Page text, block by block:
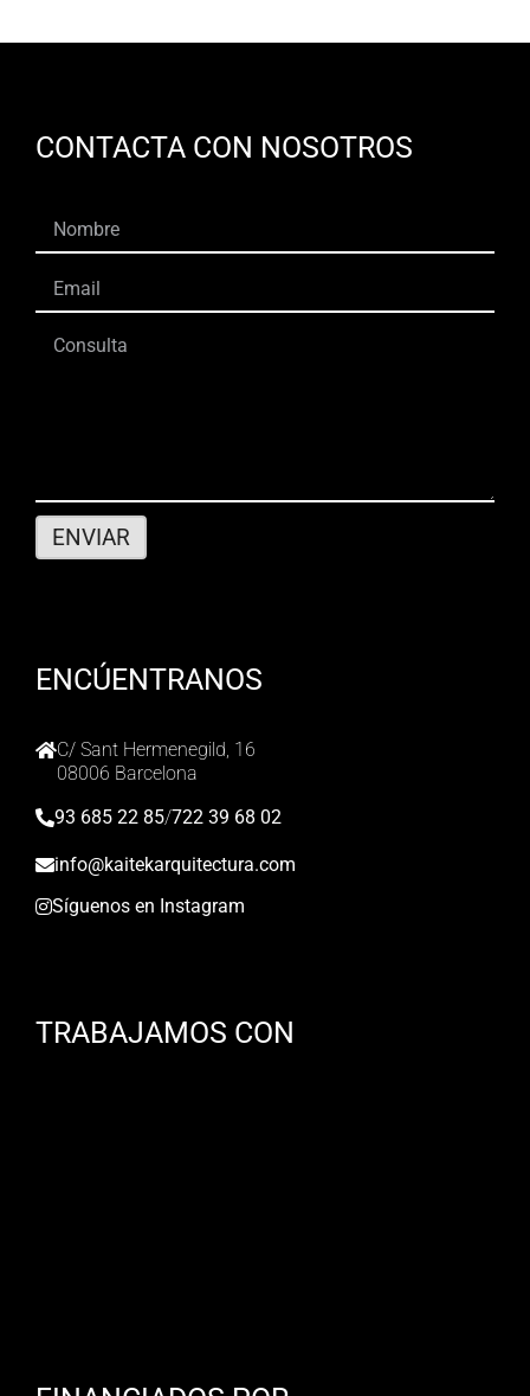
CONTACTA CON NOSOTROS
ENCÚENTRANOS
C/ Sant Hermenegild, 16
08006 Barcelona
93 685 22 85/722 39 68 02
info@kaitekarquitectura.com
Síguenos en Instagram
TRABAJAMOS CON